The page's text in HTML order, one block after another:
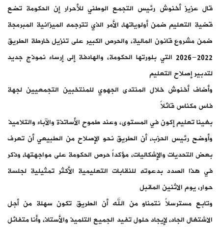
قال عزيز أخنوش رئيس التجمع الوطني للأحرار إن الحكومة تضع
قضية التعليم ضمن أولوياتها، الأمر الذي تترجمه الميزانية المبرمجة
ضمن مشروع قانون المالية، والحرص الكبير على تنزيل خارطة الطريق
2022-2026 التي بلورتها الحكومة، والهادفة إلى إرساء نموذج جديد
لتدبير إصلاح التعليم
وأضاف أخنوش خلال المنتدى الجهوي للمنتخبين التجمعيين لجهة
فاس مكناس قائلاً
بغينا تعليم إكون في المستوى، وعند طموح الأساتذة والآباء والتلاميذ
وأوضح رئيس الحزب، أن الطريق نحو الإصلاح من الطبيعي أن تعرف
بعض التحديات والإشكاليات، مؤكداً حرص الحكومة على مواجهتها، وذكر
في هذا الصدد بدعوته للنقابات التعليمية الأكثر تمثيلية لجلسة
حوار، يوم الاثنين المقبل
وتابع مسترسلاً نتمناو من الله أن الطريق تكون سهلة من أجل
الاشتغال الجاد، لإيجاد حلول تفيد الجميع التلميذ والأستاذ، وأنا متفائل